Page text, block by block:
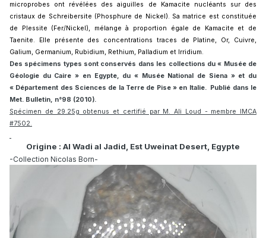
microprobes ont révélées des aiguilles de Kamacite nucléants sur des
cristaux de Schreibersite (Phosphure de Nickel). Sa matrice est constituée
de Plessite (Fer/Nickel), mélange à proportion égale de Kamacite et de
Taenite. Elle présente des concentrations traces de Platine, Or, Cuivre,
Galium, Germanium, Rubidium, Rethium, Palladium et Irridium.
Des spécimens types sont conservés dans les collections du « Musée de
Géologie du Caire » en Egypte, du « Musée National de Siena » et du
« Département des Sciences de la Terre de Pise » en Italie.
Publié dans le
Met. Bulletin, n°98 (2010).
Spécimen de 29.25g obtenus et certifié par M. Ali Loud - membre IMCA
#7502.
Origine : Al Wadi al Jadid, Est Uweinat Desert, Egypte
-Collection Nicolas Born-